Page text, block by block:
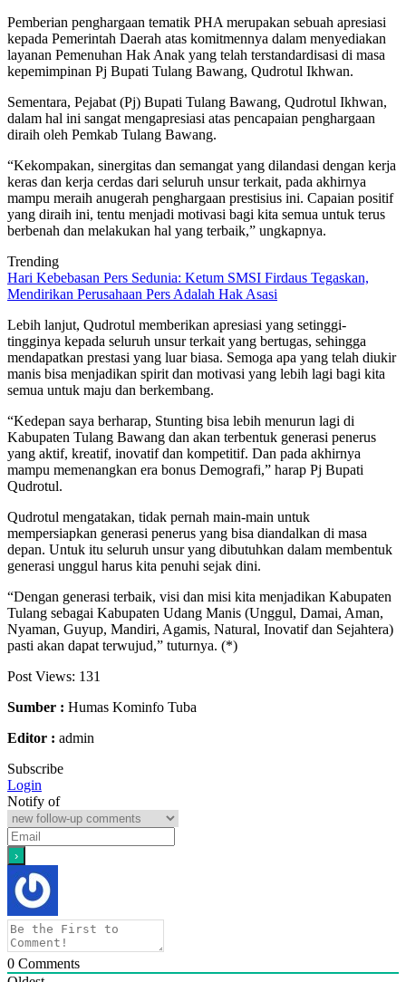
Pemberian penghargaan tematik PHA merupakan sebuah apresiasi
kepada Pemerintah Daerah atas komitmennya dalam menyediakan
layanan Pemenuhan Hak Anak yang telah terstandardisasi di masa
kepemimpinan Pj Bupati Tulang Bawang, Qudrotul Ikhwan.
Sementara, Pejabat (Pj) Bupati Tulang Bawang, Qudrotul Ikhwan,
dalam hal ini sangat mengapresiasi atas pencapaian penghargaan
diraih oleh Pemkab Tulang Bawang.
“Kekompakan, sinergitas dan semangat yang dilandasi dengan kerja
keras dan kerja cerdas dari seluruh unsur terkait, pada akhirnya
mampu meraih anugerah penghargaan prestisius ini. Capaian positif
yang diraih ini, tentu menjadi motivasi bagi kita semua untuk terus
berbenah dan melakukan hal yang terbaik,” ungkapnya.
Trending
Hari Kebebasan Pers Sedunia: Ketum SMSI Firdaus Tegaskan,
Mendirikan Perusahaan Pers Adalah Hak Asasi
Lebih lanjut, Qudrotul memberikan apresiasi yang setinggi-
tingginya kepada seluruh unsur terkait yang bertugas, sehingga
mendapatkan prestasi yang luar biasa. Semoga apa yang telah diukir
manis bisa menjadikan spirit dan motivasi yang lebih lagi bagi kita
semua untuk maju dan berkembang.
“Kedepan saya berharap, Stunting bisa lebih menurun lagi di
Kabupaten Tulang Bawang dan akan terbentuk generasi penerus
yang aktif, kreatif, inovatif dan kompetitif. Dan pada akhirnya
mampu memenangkan era bonus Demografi,” harap Pj Bupati
Qudrotul.
Qudrotul mengatakan, tidak pernah main-main untuk
mempersiapkan generasi penerus yang bisa diandalkan di masa
depan. Untuk itu seluruh unsur yang dibutuhkan dalam membentuk
generasi unggul harus kita penuhi sejak dini.
“Dengan generasi terbaik, visi dan misi kita menjadikan Kabupaten
Tulang sebagai Kabupaten Udang Manis (Unggul, Damai, Aman,
Nyaman, Guyup, Mandiri, Agamis, Natural, Inovatif dan Sejahtera)
pasti akan dapat terwujud,” tuturnya. (*)
Post Views: 131
Sumber : Humas Kominfo Tuba
Editor : admin
Subscribe
Login
Notify of
0 Comments